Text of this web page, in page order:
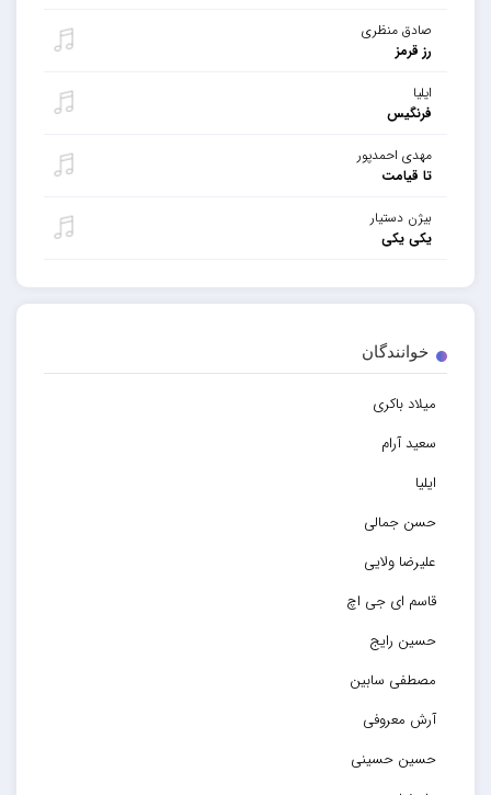
صادق منظری
رز قرمز
ایلیا
فرنگیس
مهدی احمدپور
تا قیامت
بیژن دستیار
یکی یکی
خوانندگان
میلاد باکری
سعید آرام
ایلیا
حسن جمالی
علیرضا ولایی
قاسم ای جی اچ
حسین رایج
مصطفی سابین
آرش معروفی
حسین حسینی